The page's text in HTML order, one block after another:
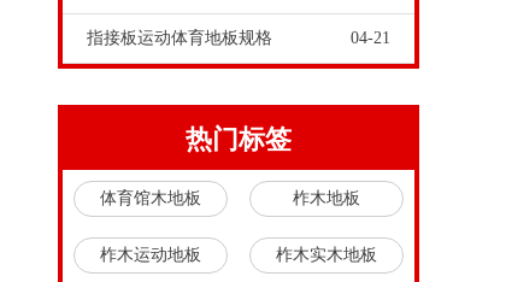
指接板运动体育地板规格 04-21
热门标签
体育馆木地板 柞木地板
柞木运动地板 柞木实木地板